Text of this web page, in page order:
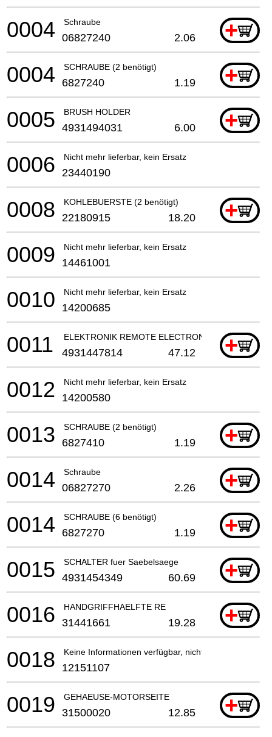
Schraube +
0004 06827240 2.06
SCHRAUBE (2 benötigt) +
0004 6827240 1.19
BRUSH HOLDER +
0005 4931494031 6.00
Nicht mehr lieferbar, kein Ersatz
0006 23440190
KOHLEBUERSTE (2 benötigt) +
0008 22180915 18.20
Nicht mehr lieferbar, kein Ersatz
0009 14461001
Nicht mehr lieferbar, kein Ersatz
0010 14200685
ELEKTRONIK REMOTE ELECTRONIC AS+
0011 4931447814 47.12
Nicht mehr lieferbar, kein Ersatz
0012 14200580
SCHRAUBE (2 benötigt) +
0013 6827410 1.19
Schraube +
0014 06827270 2.26
SCHRAUBE (6 benötigt) +
0014 6827270 1.19
SCHALTER fuer Saebelsaege +
0015 4931454349 60.69
HANDGRIFFHAELFTE RE +
0016 31441661 19.28
Keine Informationen verfügbar, nicht bestellbar
0018 12151107
GEHAEUSE-MOTORSEITE +
0019 31500020 12.85